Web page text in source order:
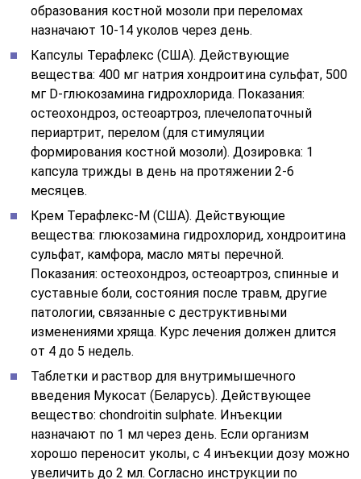
образования костной мозоли при переломах
назначают 10-14 уколов через день.
Капсулы Терафлекс (США). Действующие
вещества: 400 мг натрия хондроитина сульфат, 500
мг D-глюкозамина гидрохлорида. Показания:
остеохондроз, остеоартроз, плечелопаточный
периартрит, перелом (для стимуляции
формирования костной мозоли). Дозировка: 1
капсула трижды в день на протяжении 2-6
месяцев.
Крем Терафлекс-М (США). Действующие
вещества: глюкозамина гидрохлорид, хондроитина
сульфат, камфора, масло мяты перечной.
Показания: остеохондроз, остеоартроз, спинные и
суставные боли, состояния после травм, другие
патологии, связанные с деструктивными
изменениями хряща. Курс лечения должен длится
от 4 до 5 недель.
Таблетки и раствор для внутримышечного
введения Мукосат (Беларусь). Действующее
вещество: сhondroitin sulphate. Инъекции
назначают по 1 мл через день. Если организм
хорошо переносит уколы, с 4 инъекции дозу можно
увеличить до 2 мл. Согласно инструкции по